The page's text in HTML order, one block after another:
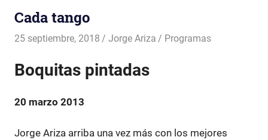
Cada tango
25 septiembre, 2018 Jorge Ariza Programas
Boquitas pintadas
20 marzo 2013
Jorge Ariza arriba una vez más con los mejores